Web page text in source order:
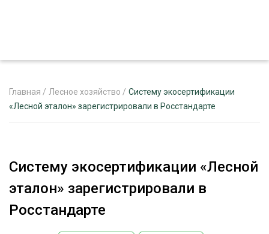
РЕКЛАМОДАТЕЛЯМ
Главная / Лесное хозяйство / Систему экосертификации
«Лесной эталон» зарегистрировали в Росстандарте
Систему экосертификации «Лесной
эталон» зарегистрировали в
Росстандарте